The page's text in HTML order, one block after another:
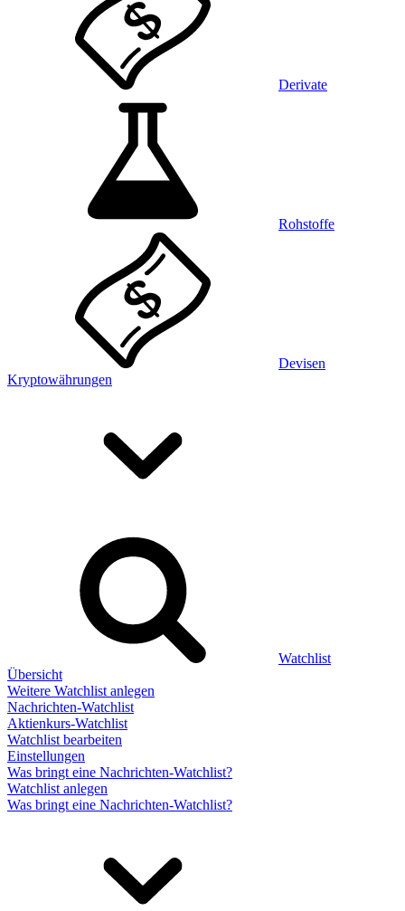
Derivate
Rohstoffe
Devisen
Kryptowährungen
Watchlist
Übersicht
Weitere Watchlist anlegen
Nachrichten-Watchlist
Aktienkurs-Watchlist
Watchlist bearbeiten
Einstellungen
Was bringt eine Nachrichten-Watchlist?
Watchlist anlegen
Was bringt eine Nachrichten-Watchlist?